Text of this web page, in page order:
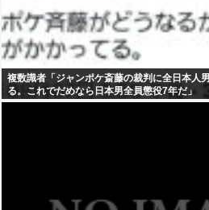
複数識者「ジャンポケ斎藤の裁判に全日本人
る。これでだめなら日本男全員懲役7年だ」